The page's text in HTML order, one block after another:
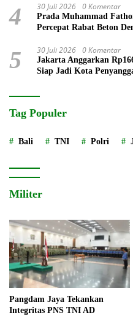
4 30 Juli 2026 0 Komentar
Prada Muhammad
Percepat Rabat Beton
5 30 Juli 2026 0 Komentar
Jakarta Anggarkan
Siap Jadi Kota
Tag Populer
Bali TNI Polri
Militer
Pangdam Jaya Tekankan
Integritas PNS TNI AD